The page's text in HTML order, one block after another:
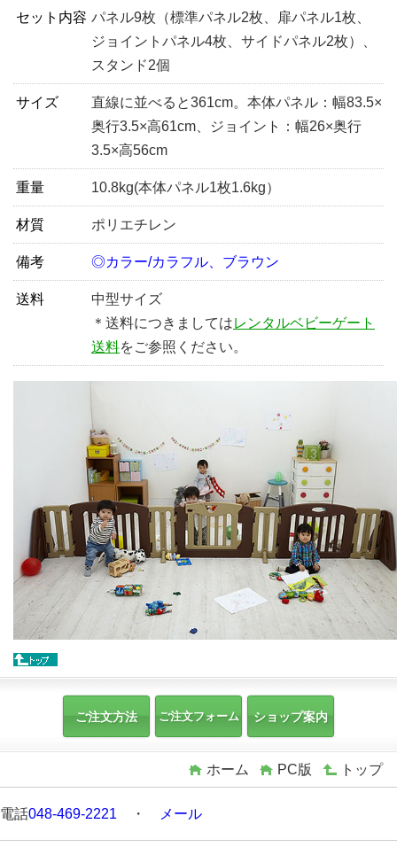
セット内容 パネル9枚（標準パネル2枚、扉パネル1枚、
ジョイントパネル4枚、サイドパネル2枚）、
スタンド2個
サイズ
直線に並べると361cm。本体パネル：幅83.5×
奥行3.5×高61cm、ジョイント：幅26×奥行
3.5×高56cm
重量 10.8kg(本体パネル1枚1.6kg）
材質 ポリエチレン
備考 ◎カラー/カラフル、ブラウン
送料
中型サイズ
＊送料につきましてはレンタルベビーゲート
送料をご参照ください。
ご注文方法 ご注文フォーム ショップ案内
ホーム PC版 トップ
電話048-469-2221 ・ メール